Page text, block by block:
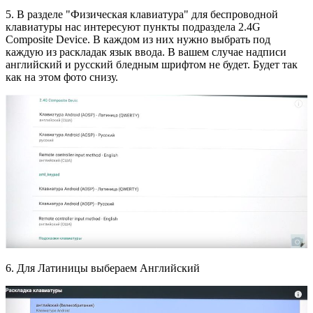
5. В разделе "Физическая клавиатура" для беспроводной
клавиатуры нас интересуют пункты подраздела 2.4G
Composite Device. В каждом из них нужно выбрать под
каждую из раскладак язык ввода. В вашем случае надписи
английский и русский бледным шрифтом не будет. Будет так
как на этом фото снизу.
6. Для Латиницы выбераем Английский